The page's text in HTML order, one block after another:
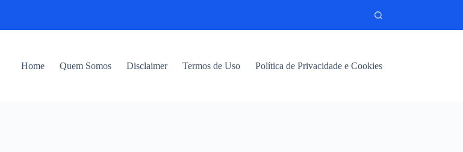
Home Quem Somos Disclaimer Termos de Uso Política de Privacidade e Cookies